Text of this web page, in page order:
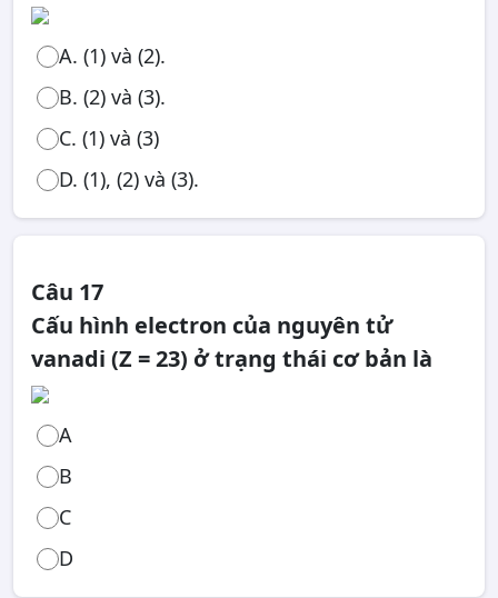
A. (1) và (2).
B. (2) và (3).
C. (1) và (3)
D. (1), (2) và (3).
Câu 17
Cấu hình electron của nguyên tử
vanadi (Z = 23) ở trạng thái cơ bản là
A
B
C
D